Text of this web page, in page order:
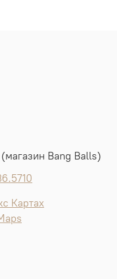
Bang Balls)
Картах